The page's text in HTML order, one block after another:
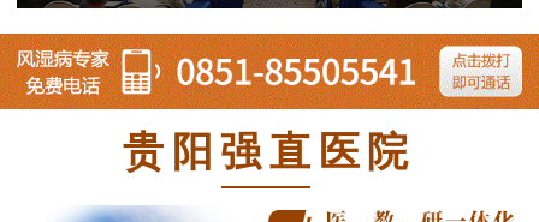
贵阳强直医院